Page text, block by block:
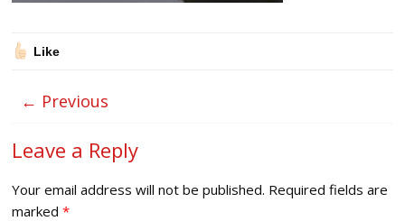
Like
← Previous
Leave a Reply
Your email address will not be published. Required fields are
marked*